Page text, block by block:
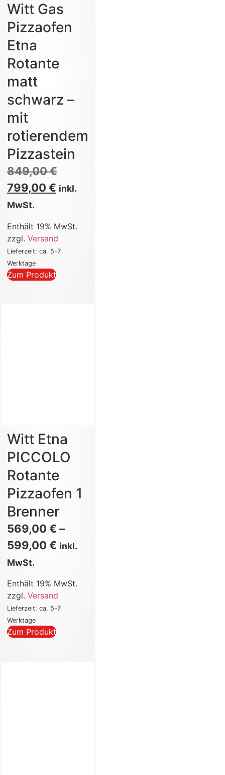
Witt Gas
Pizzaofen
Etna
Rotante
matt
schwarz –
mit
rotierendem
Pizzastein
849,00€
799,00€ inkl.
MwSt.
Enthält 19% MwSt.
zzgl.Versand
Lieferzeit: ca. 5-7
Werktage
Zum Produkt
Witt Etna
PICCOLO
Rotante
Pizzaofen 1
Brenner
569,00€ –
599,00€ inkl.
MwSt.
Enthält 19% MwSt.
zzgl.Versand
Lieferzeit: ca. 5-7
Werktage
Zum Produkt